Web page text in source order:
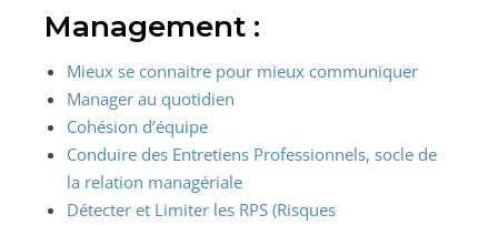
Management :
Mieux se connaitre pour mieux communiquer
Manager au quotidien
Cohésion d’équipe
Conduire des Entretiens Professionnels, socle de
la relation managériale
Détecter et Limiter les RPS (Risques